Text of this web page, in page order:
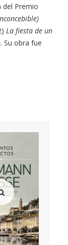
del Premio
La fiesta de un
Su obra fue